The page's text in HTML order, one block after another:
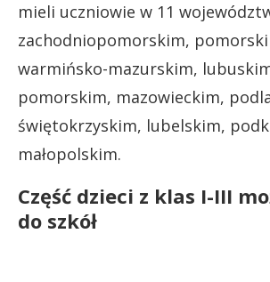
mieli uczniowie w 11
zachodniopomorskim,
warmińsko-mazurskim,
pomorskim, mazowieckim,
świętokrzyskim, lubelskim,
małopolskim.
Część dzieci z klas I-III
do szkół